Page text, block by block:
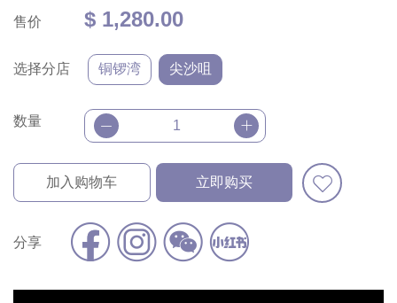
售价 $ 1,280.00
选择分店 铜锣湾 尖沙咀
数量
加入购物车 立即购买
分享